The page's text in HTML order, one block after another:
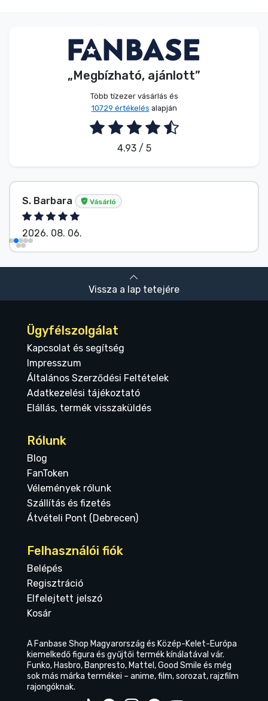
„Megbízható, ajánlott”
Több tízezer vásárlás és
10729 értékelés alapján
4.93 / 5
S. Barbara Vásárló
2026. 08. 06.
Vissza a lap tetejére
Ügyfélszolgálat
Kapcsolat és segítség
Impresszum
Általános Szerződési Feltételek
Adatkezelési tájékoztató
Elállás, termék visszaküldés
Rólunk
Blog
FanToken
Vélemények rólunk
Szállítás és fizetés
Átvételi Pont (Debrecen)
Felhasználói fiók
Belépés
Regisztráció
Elfelejtett jelszó
Kosár
A Fanbase Shop Magyarország és Közép-Kelet-Európa
kiemelkedő figura és gyűjtői termék kínálatával vár.
Funko, Hasbro, Banpresto, Mattel, Good Smile és még
sok más márka termékei – anime, film, sorozat, rajzfilm
rajongóknak.